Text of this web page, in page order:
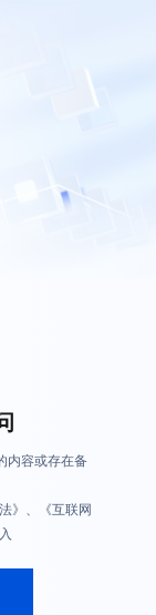
内容或存在备
》、《互联网